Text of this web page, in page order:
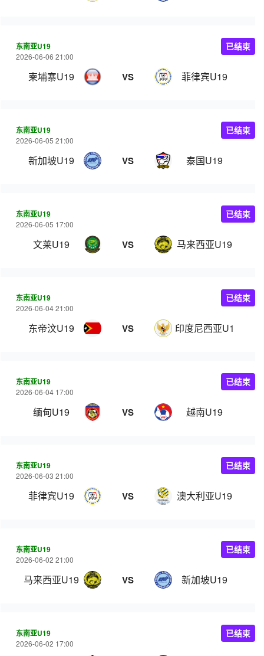
东南亚U19
2026-06-06 21:00
柬埔寨U19 VS 菲律宾U19
已结束
东南亚U19
2026-06-05 21:00
新加坡U19 VS 泰国U19
已结束
东南亚U19
2026-06-05 17:00
文莱U19 VS 马来西亚U19
已结束
东南亚U19
2026-06-04 21:00
东帝汶U19 VS 印度尼西亚U19
已结束
东南亚U19
2026-06-04 17:00
缅甸U19 VS 越南U19
已结束
东南亚U19
2026-06-03 21:00
菲律宾U19 VS 澳大利亚U19
已结束
东南亚U19
2026-06-02 21:00
马来西亚U19 VS 新加坡U19
已结束
东南亚U19
2026-06-02 17:00
已结束